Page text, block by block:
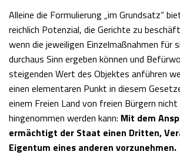
Alleine die Formulierung „im Grundsatz“
reichlich Potenzial, die Gerichte zu
wenn die jeweiligen Einzelmaßnahmen für
durchaus Sinn ergeben können und
steigenden Wert des Objektes anführen
einen elementaren Punkt in diesem
einem Freien Land von freien Bürgern
hingenommen werden kann: Mit dem
ermächtigt der Staat einen Dritten,
Eigentum eines anderen vorzunehmen.